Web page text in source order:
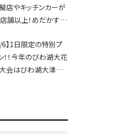
店やキッチンカーが
舗以上！めだかすく
グライターによるライ
ど。【和邇ふれあい夏
】
6】1日限定の特別プ
！！今年のびわ湖大花
会はびわ湖大津プリ